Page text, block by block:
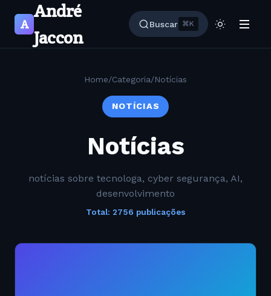
A
André
Jaccon
Buscar ⌘K
Home/Categoria/Notícias
NOTÍCIAS
Notícias
notícias sobre tecnologa, cyber segurança, AI,
desenvolvimento
Total: 2756 publicações